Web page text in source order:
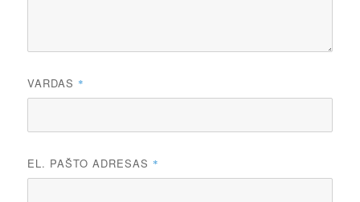
VARDAS *
EL. PAŠTO ADRESAS *